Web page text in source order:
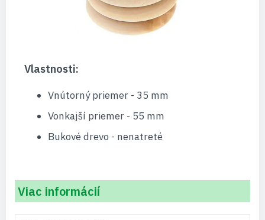
Vlastnosti:
Vnútorný priemer - 35 mm
Vonkajší priemer - 55 mm
Bukové drevo - nenatreté
Viac informácií